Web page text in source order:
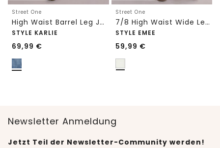
Street One
High Waist Barrel Leg Jeans im Loose Fit
STYLE KARLIE
69,99 €
Street One
7/8 High Waist Wide Leg Jeans im Loose Fit
STYLE EMEE
59,99 €
Newsletter Anmeldung
Jetzt Teil der Newsletter-Community werden!